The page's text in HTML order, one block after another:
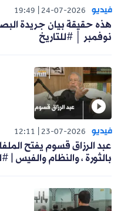
فيديو 24-07-2026
19:49
هذه حقيقة بيان جريدة
نوفمبر │ #للتاريخ
فيديو 23-07-2026
12:11
عبد الرزاق قسوم يفتح
بالثورة ، والنظام والفيس |